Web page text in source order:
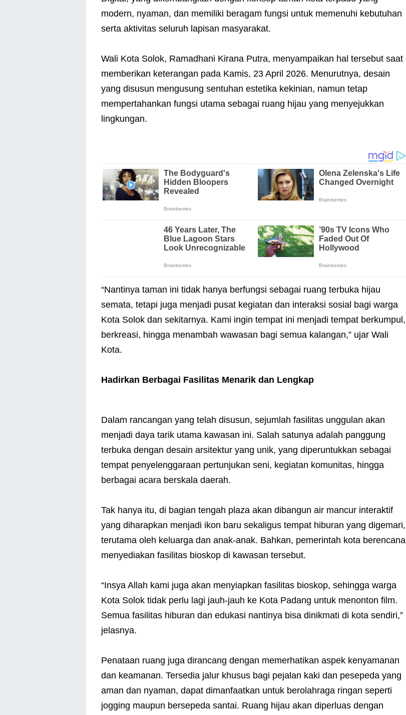
modern, nyaman, dan memiliki beragam fungsi untuk memenuhi kebutuhan
serta aktivitas seluruh lapisan masyarakat.
Wali Kota Solok, Ramadhani Kirana Putra, menyampaikan hal tersebut saat
memberikan keterangan pada Kamis, 23 April 2026. Menurutnya, desain
yang disusun mengusung sentuhan estetika kekinian, namun tetap
mempertahankan fungsi utama sebagai ruang hijau yang menyejukkan
lingkungan.
“Nantinya taman ini tidak hanya berfungsi sebagai ruang terbuka hijau
semata, tetapi juga menjadi pusat kegiatan dan interaksi sosial bagi warga
Kota Solok dan sekitarnya. Kami ingin tempat ini menjadi tempat berkumpul,
berkreasi, hingga menambah wawasan bagi semua kalangan,” ujar Wali
Kota.
Hadirkan Berbagai Fasilitas Menarik dan Lengkap
Dalam rancangan yang telah disusun, sejumlah fasilitas unggulan akan
menjadi daya tarik utama kawasan ini. Salah satunya adalah panggung
terbuka dengan desain arsitektur yang unik, yang diperuntukkan sebagai
tempat penyelenggaraan pertunjukan seni, kegiatan komunitas, hingga
berbagai acara berskala daerah.
Tak hanya itu, di bagian tengah plaza akan dibangun air mancur interaktif
yang diharapkan menjadi ikon baru sekaligus tempat hiburan yang digemari,
terutama oleh keluarga dan anak-anak. Bahkan, pemerintah kota berencana
menyediakan fasilitas bioskop di kawasan tersebut.
“Insya Allah kami juga akan menyiapkan fasilitas bioskop, sehingga warga
Kota Solok tidak perlu lagi jauh-jauh ke Kota Padang untuk menonton film.
Semua fasilitas hiburan dan edukasi nantinya bisa dinikmati di kota sendiri,”
jelasnya.
Penataan ruang juga dirancang dengan memerhatikan aspek kenyamanan
dan keamanan. Tersedia jalur khusus bagi pejalan kaki dan pesepeda yang
aman dan nyaman, dapat dimanfaatkan untuk berolahraga ringan seperti
jogging maupun bersepeda santai. Ruang hijau akan diperluas dengan